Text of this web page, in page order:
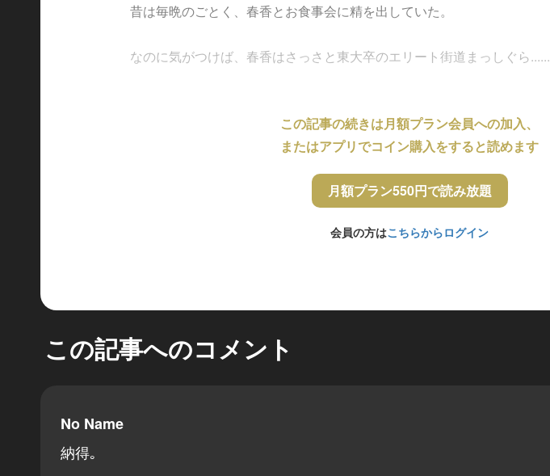
昔は毎晩のごとく、春香とお食事会に精を出していた。
なのに気がつけば、春香はさっさと東大卒のエリート街道まっしぐら......
この記事の続きは月額プラン会員への加入、
またはアプリでコイン購入をすると読めます
月額プラン550円で読み放題
会員の方はこちらからログイン
この記事へのコメント
No Name
納得｡